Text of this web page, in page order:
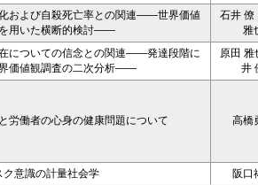
および自殺死亡率との関連――世界価値
用いた横断的検討――
石井 僚
雅
についての信念との関連――発達段階に
価値観調査の二次分析――
原田 雅
井
労働者の心身の健康問題について 高橋
ク意識の計量社会学 阪口